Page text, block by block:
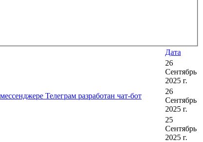
Дата
26
Сентябрь
2025 г.
Телеграм разработан чат-бот
26
Сентябрь
2025 г.
25
Сентябрь
2025 г.